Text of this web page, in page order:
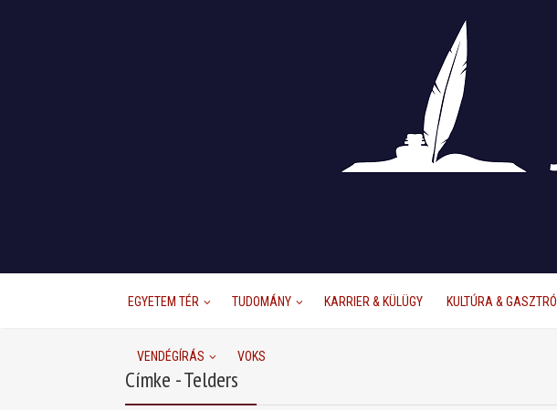
EGYETEM TÉR TUDOMÁNY KARRIER & KÜLÜGY KULTÚRA & GASZTRÓ
VENDÉGÍRÁS VOKS
Címke - Telders